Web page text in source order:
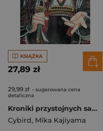
KSIĄŻKA
27,89 zł
29,99 zł - sugerowana cena
detaliczna
Kroniki przystojnych samurajów. Tom 4
Cybird, Mika Kajiyama